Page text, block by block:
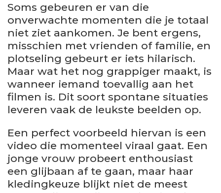
Soms gebeuren er van die
onverwachte momenten die je totaal
niet ziet aankomen. Je bent ergens,
misschien met vrienden of familie, en
plotseling gebeurt er iets hilarisch.
Maar wat het nog grappiger maakt, is
wanneer iemand toevallig aan het
filmen is. Dit soort spontane situaties
leveren vaak de leukste beelden op.
Een perfect voorbeeld hiervan is een
video die momenteel viraal gaat. Een
jonge vrouw probeert enthousiast
een glijbaan af te gaan, maar haar
kledingkeuze blijkt niet de meest